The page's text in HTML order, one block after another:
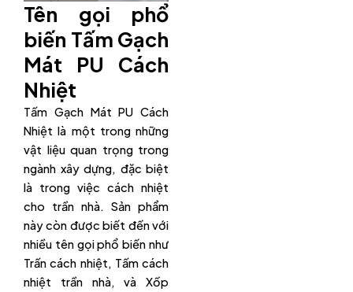
Tên gọi phổ
biến Tấm Gạch
Mát PU Cách
Nhiệt
Tấm Gạch Mát PU Cách
Nhiệt là một trong những
vật liệu quan trọng trong
ngành xây dựng, đặc biệt
là trong việc cách nhiệt
cho trần nhà. Sản phẩm
này còn được biết đến với
nhiều tên gọi phổ biến như
Trấn cách nhiệt, Tấm cách
nhiệt trần nhà, và Xốp